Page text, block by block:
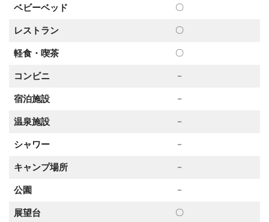
ベビーベッド 〇
レストラン 〇
軽食・喫茶 〇
コンビニ －
宿泊施設 －
温泉施設 －
シャワー －
キャンプ場所 －
公園 －
展望台 〇